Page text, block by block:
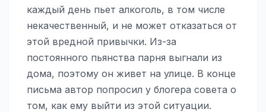
каждый день пьет алкоголь, в том числе
некачественный, и не может отказаться от
этой вредной привычки. Из-за
постоянного пьянства парня выгнали из
дома, поэтому он живет на улице. В конце
письма автор попросил у блогера совета о
том, как ему выйти из этой ситуации.